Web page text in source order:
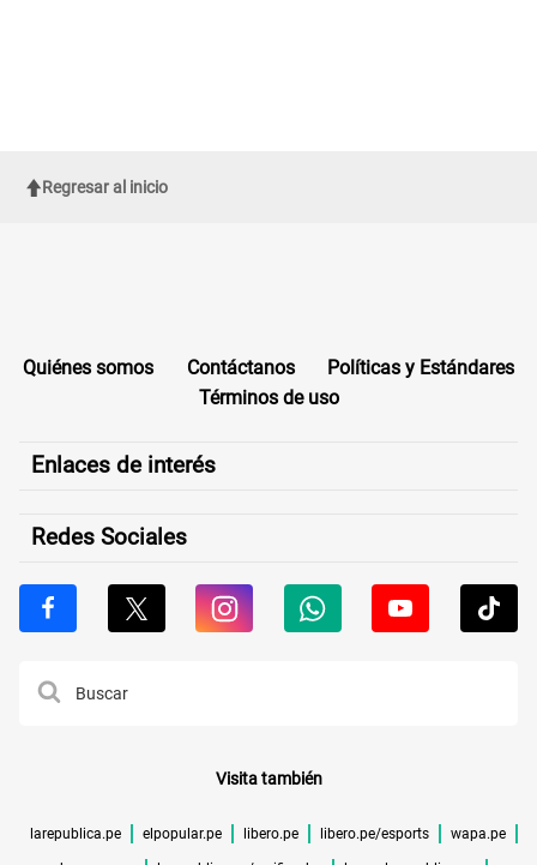
Regresar al inicio
Quiénes somos Contáctanos
Políticas y Estándares
Términos de uso
Enlaces de interés
Redes Sociales
Visita también
larepublica.pe elpopular.pe libero.pe libero.pe/esports wapa.pe